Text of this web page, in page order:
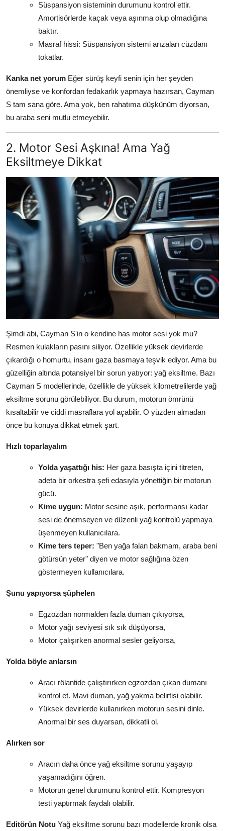
Süspansiyon sisteminin durumunu kontrol ettir.
Amortisörlerde kaçak veya aşınma olup olmadığına
baktır.
Masraf hissi: Süspansiyon sistemi arızaları cüzdanı
tokatlar.
Kanka net yorum Eğer sürüş keyfi senin için her şeyden
önemliyse ve konfordan fedakarlık yapmaya hazırsan, Cayman
S tam sana göre. Ama yok, ben rahatıma düşkünüm diyorsan,
bu araba seni mutlu etmeyebilir.
2. Motor Sesi Aşkına! Ama Yağ
Eksiltmeye Dikkat
Şimdi abi, Cayman S'in o kendine has motor sesi yok mu?
Resmen kulakların pasını siliyor. Özellikle yüksek devirlerde
çıkardığı o homurtu, insanı gaza basmaya teşvik ediyor. Ama bu
güzelliğin altında potansiyel bir sorun yatıyor: yağ eksiltme. Bazı
Cayman S modellerinde, özellikle de yüksek kilometrelilerde yağ
eksiltme sorunu görülebiliyor. Bu durum, motorun ömrünü
kısaltabilir ve ciddi masraflara yol açabilir. O yüzden almadan
önce bu konuya dikkat etmek şart.
Hızlı toparlayalım
Yolda yaşattığı his: Her gaza basışta içini titreten,
adeta bir orkestra şefi edasıyla yönettiğin bir motorun
gücü.
Kime uygun: Motor sesine aşık, performansı kadar
sesi de önemseyen ve düzenli yağ kontrolü yapmaya
üşenmeyen kullanıcılara.
Kime ters teper: "Ben yağa falan bakmam, araba beni
götürsün yeter" diyen ve motor sağlığına özen
göstermeyen kullanıcılara.
Şunu yapıyorsa şüphelen
Egzozdan normalden fazla duman çıkıyorsa,
Motor yağı seviyesi sık sık düşüyorsa,
Motor çalışırken anormal sesler geliyorsa,
Yolda böyle anlarsın
Aracı rölantide çalıştırırken egzozdan çıkan dumanı
kontrol et. Mavi duman, yağ yakma belirtisi olabilir.
Yüksek devirlerde kullanırken motorun sesini dinle.
Anormal bir ses duyarsan, dikkatli ol.
Alırken sor
Aracın daha önce yağ eksiltme sorunu yaşayıp
yaşamadığını öğren.
Motorun genel durumunu kontrol ettir. Kompresyon
testi yaptırmak faydalı olabilir.
Editörün Notu Yağ eksiltme sorunu bazı modellerde kronik olsa